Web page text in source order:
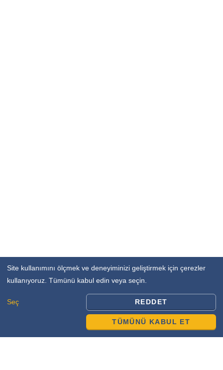
Site kullanımını ölçmek ve deneyiminizi geliştirmek için çerezler
kullanıyoruz. Tümünü kabul edin veya seçin.
Seç REDDET
TÜMÜNÜ KABUL ET